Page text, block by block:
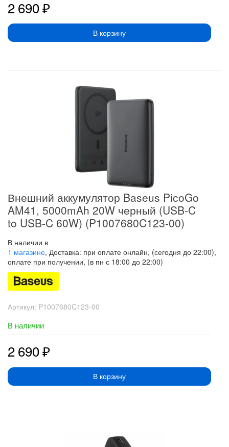
2 690₽
В корзину
Внешний аккумулятор Baseus PicoGo
AM41, 5000mAh 20W черный (USB-C
to USB-C 60W) (P1007680C123-00)
В наличии в
1 магазине, Доставка: при оплате онлайн, (сегодня до 22:00),
оплате при получении, (в пн с 18:00 до 22:00)
Артикул: P1007680C123-00
В наличии
2 690₽
В корзину